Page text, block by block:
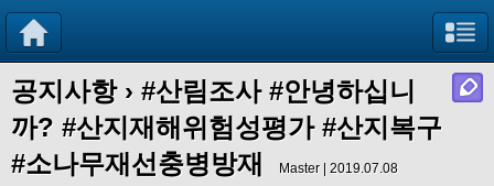
공지사항› #산림조사 #안녕하십니
까? #산지재해위험성평가 #산지복구
#소나무재선충병방재
Master | 2019.07.08